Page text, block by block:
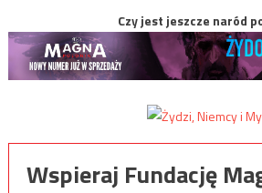
Czy jest jeszcze naród
Wspieraj Fundację